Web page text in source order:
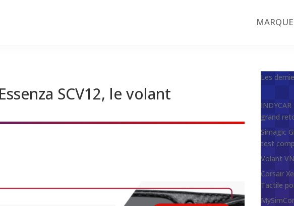
SCV12, le volant
Les
grand
Simagic
test
Volant
Corsair
Tactile